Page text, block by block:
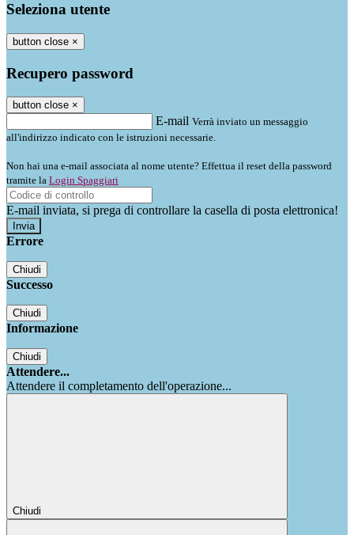
Seleziona utente
button close ×
Recupero password
button close ×
E-mail Verrà inviato un messaggio
all'indirizzo indicato con le istruzioni necessarie.
Non hai una e-mail associata al nome utente? Effettua il reset della password
tramite la Login Spaggiari
E-mail inviata, si prega di controllare la casella di posta elettronica!
Errore
Chiudi
Successo
Chiudi
Informazione
Chiudi
Attendere...
Attendere il completamento dell'operazione...
Chiudi